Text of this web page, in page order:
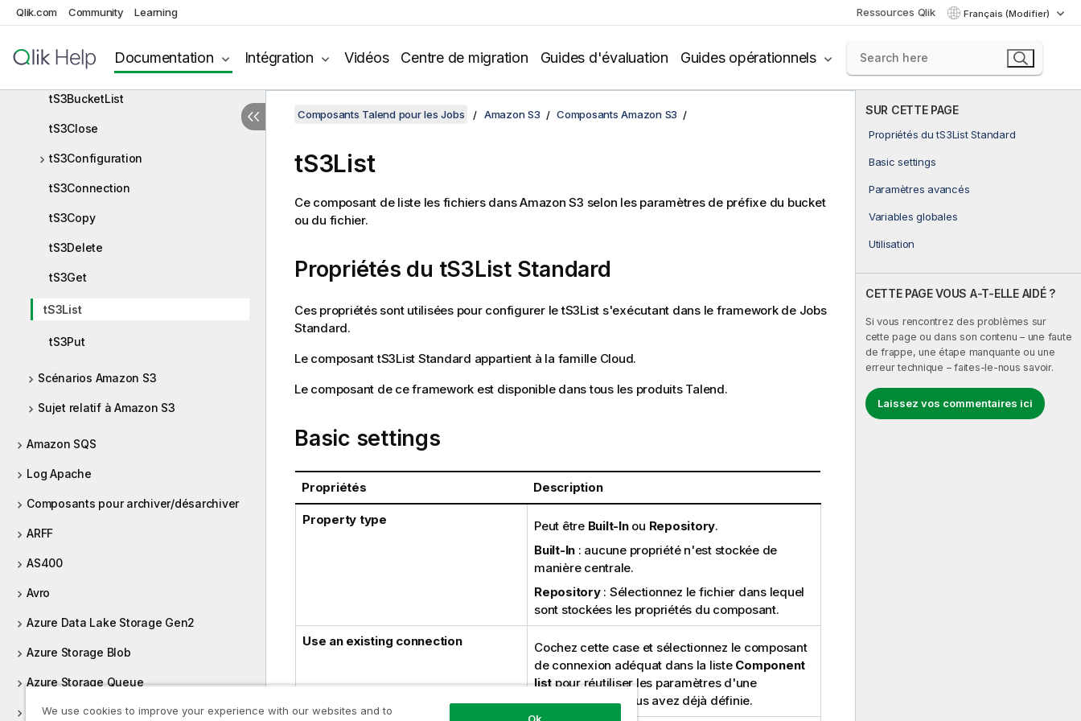
Qlik.com Community Learning Ressources Qlik Français (Modifier)
Documentation Intégration Vidéos Centre de migration Guides d'évaluation Guides opérationnels
tS3BucketCreate
tS3BucketExist
tS3BucketList
tS3Close
tS3Configuration
tS3Connection
tS3Copy
tS3Delete
tS3Get
tS3List
tS3Put
Scénarios Amazon S3
Sujet relatif à Amazon S3
Amazon SQS
Log Apache
Composants pour archiver/désarchiver
ARFF
AS400
Avro
Azure Data Lake Storage Gen2
Azure Storage Blob
Azure Storage Queue
Azure Storage Table
SUR CETTE PAGE
Propriétés du tS3List Standard
Basic settings
Paramètres avancés
Variables globales
Utilisation
CETTE PAGE VOUS A-T-ELLE AIDÉ ?
Si vous rencontrez des problèmes sur
cette page ou dans son contenu – une faute
de frappe, une étape manquante ou une
erreur technique – faites-le-nous savoir.
Laissez vos commentaires ici
Composants Talend pour les Jobs Amazon S3 Composants Amazon S3
tS3List
Ce composant de liste les fichiers dans Amazon S3 selon les paramètres de préfixe du bucket
ou du fichier.
Propriétés du tS3List Standard
Ces propriétés sont utilisées pour configurer letS3List s'exécutant dans le framework de Jobs
Standard.
Le composanttS3List Standard appartient à la famille Cloud.
Le composant de ce framework est disponible dans tous les produits Talend.
Basic settings
Propriétés Description
Property type Peut être Built-Inou Repository.
Built-In : aucune propriété n'est stockée de
manière centrale.
Repository : Sélectionnez le fichier dans lequel
sont stockées les propriétés du composant.
Use an existing connection
Cochez cette case et sélectionnez le composant
de connexion adéquat dans la liste Component
listpour réutiliser les paramètres d'une
connexion que vous avez déjà définie.
We use cookies to improve your experience with our websites and to